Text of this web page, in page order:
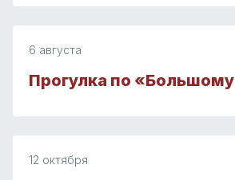
6 августа
Прогулка по
12 октября